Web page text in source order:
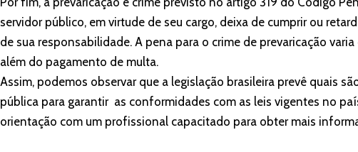
servidor público, em virtude de seu cargo, deixa de cumprir ou
de sua responsabilidade. A pena para o crime de prevaricação
além do pagamento de multa.
Assim, podemos observar que a legislação brasileira prevê quais
pública para garantir as conformidades com as leis vigentes no
orientação com um profissional capacitado para obter mais